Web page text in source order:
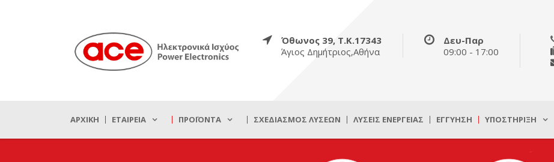
Όθωνος 39, Τ.Κ.17343
Άγιος Δημήτριος,Αθήνα
Δευ-Παρ
09:00 - 17:00
ΑΡΧΙΚΉ ΕΤΑΙΡΕΊΑ ΠΡΟΪΌΝΤΑ ΣΧΕΔΙΑΣΜΌΣ ΛΎΣΕΩΝ ΛΎΣΕΙΣ ΕΝΈΡΓΕΙΑΣ ΕΓΓΎΗΣΗ ΥΠΟΣΤΉΡΙΞΗ